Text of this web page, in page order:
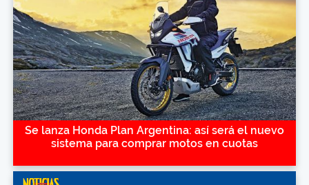
Se lanza Honda Plan Argentina: así será el nuevo
sistema para comprar motos en cuotas